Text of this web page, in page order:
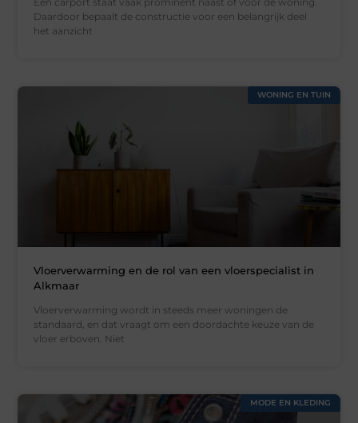
Daardoor bepaalt de constructie voor een belangrijk deel
het aanzicht
WONING EN TUIN
Vloerverwarming en de rol van een vloerspecialist in
Alkmaar
Vloerverwarming wordt in steeds meer woningen de
standaard, en dat vraagt om een doordachte keuze van de
vloer erboven. Niet
MODE EN KLEDING